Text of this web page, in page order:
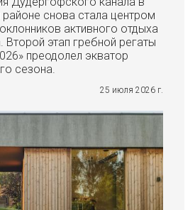
снова стала центром
активного отдыха
Второй этап гребной регаты
преодолел экватор
сезона.
25 июля 2026 г.